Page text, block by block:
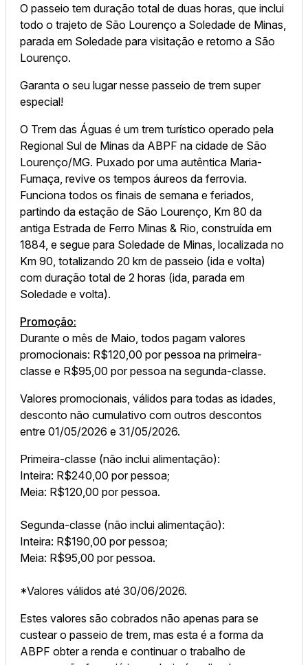
O passeio tem duração total de duas horas, que inclui
todo o trajeto de São Lourenço a Soledade de Minas,
parada em Soledade para visitação e retorno a São
Lourenço.
Garanta o seu lugar nesse passeio de trem super
especial!
O Trem das Águas é um trem turístico operado pela
Regional Sul de Minas da ABPF na cidade de São
Lourenço/MG. Puxado por uma autêntica Maria-
Fumaça, revive os tempos áureos da ferrovia.
Funciona todos os finais de semana e feriados,
partindo da estação de São Lourenço, Km 80 da
antiga Estrada de Ferro Minas & Rio, construída em
1884, e segue para Soledade de Minas, localizada no
Km 90, totalizando 20 km de passeio (ida e volta)
com duração total de 2 horas (ida, parada em
Soledade e volta).
Promoção:
Durante o mês de Maio, todos pagam valores
promocionais: R$120,00 por pessoa na primeira-
classe e R$95,00 por pessoa na segunda-classe.
Valores promocionais, válidos para todas as idades,
desconto não cumulativo com outros descontos
entre 01/05/2026 e 31/05/2026.
Primeira-classe (não inclui alimentação):
Inteira: R$240,00 por pessoa;
Meia: R$120,00 por pessoa.
Segunda-classe (não inclui alimentação):
Inteira: R$190,00 por pessoa;
Meia: R$95,00 por pessoa.
*Valores válidos até 30/06/2026.
Estes valores são cobrados não apenas para se
custear o passeio de trem, mas esta é a forma da
ABPF obter a renda e continuar o trabalho de